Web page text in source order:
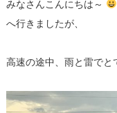
みなさんこんにちは～
へ行きましたが、
高速の途中、雨と雷でと